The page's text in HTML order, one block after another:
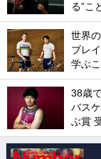
る”こ
世界
ブレ
学ぶ
38歳
バス
ぶ賞